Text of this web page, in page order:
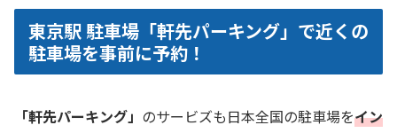
東京駅 駐車場「軒先パーキング」で近くの
駐車場を事前に予約！
「軒先パーキング」 のサービズも日本全国の駐車場をイン